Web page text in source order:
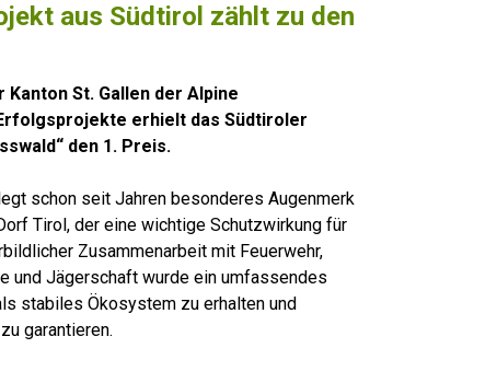
aus Südtirol zählt zu den
St. Gallen der Alpine
erhielt das Südtiroler
den 1. Preis.
schon seit Jahren besonderes Augenmerk
Tirol, der eine wichtige Schutzwirkung für
Zusammenarbeit mit Feuerwehr,
und Jägerschaft wurde ein umfassendes
stabiles Ökosystem zu erhalten und
garantieren.